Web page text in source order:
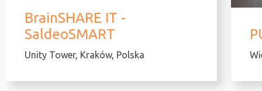
BrainSHARE IT -
SaldeoSMART
Unity Tower, Kraków, Polska